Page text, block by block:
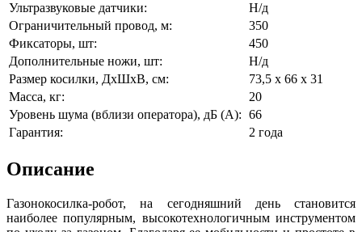
Ультразвуковые датчики:
Н/д
Ограничительный провод, м:
350
Фиксаторы, шт:
450
Дополнительные ножи, шт:
Н/д
Размер косилки, ДxШxВ, см:
73,5 x 66 x 31
Масса, кг:
20
Уровень шума (вблизи оператора), дБ (A): 66
Гарантия:
2 года
Описание
Газонокосилка-робот, на сегодняшний день становится
наиболее популярным, высокотехнологичным инструментом